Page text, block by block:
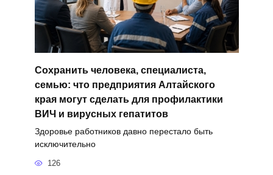
Сохранить человека, специалиста,
семью: что предприятия Алтайского
края могут сделать для профилактики
ВИЧ и вирусных гепатитов
Здоровье работников давно перестало быть
исключительно
126